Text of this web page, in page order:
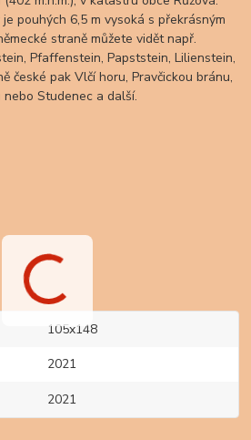
pouhých 6,5 m vysoká s překrásným
straně můžete vidět např.
Pfaffenstein, Papststein, Lilienstein,
české pak Vlčí horu, Pravčickou bránu,
nebo Studenec a další.
105x148
2021
2021